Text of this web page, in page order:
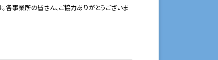
各事業所の皆さん、ご協力ありがとうございま